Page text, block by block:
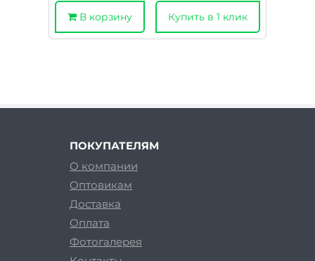
В корзину Купить в 1 клик
ПОКУПАТЕЛЯМ
О компании
Оптовикам
Доставка
Оплата
Фотогалерея